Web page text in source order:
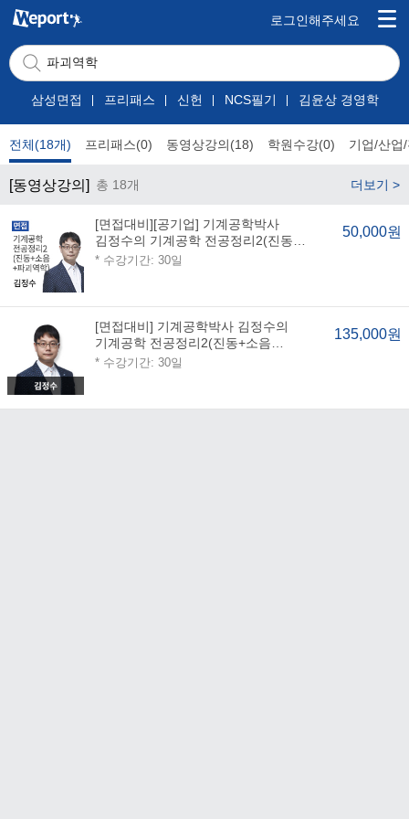
로그인해주세요
삼성면접 프리패스 신헌 NCS필기 김윤상 경영학
전체(18개) 프리패스(0) 동영상강의(18) 학원수강(0) 기업/산업
[동영상강의] 총 18개 더보기 >
[면접대비][공기업] 기계공학박사
김정수의 기계공학 전공정리2(진동
+소음+파괴역학)
* 수강기간: 30일
50,000원
[면접대비] 기계공학박사 김정수의
기계공학 전공정리2(진동+소음
+파괴역학)
* 수강기간: 30일
135,000원